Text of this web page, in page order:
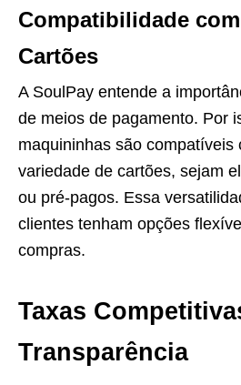
Compatibilidade
Cartões
A SoulPay entende a
de meios de pagamento. Por
maquininhas são compatíveis
variedade de cartões, sejam
ou pré-pagos. Essa
clientes tenham opções
compras.
Taxas
Transparência